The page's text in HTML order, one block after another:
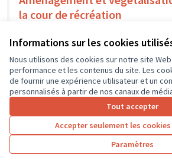
Informations sur les cookies
Nous utilisons des cookies sur notre site
performance et les contenus du site. Les
de fournir une expérience utilisateur et un
personnalisés à partir de nos canaux de
Tout accepter
Accepter seulement les
Paramètres
la cour de récréation